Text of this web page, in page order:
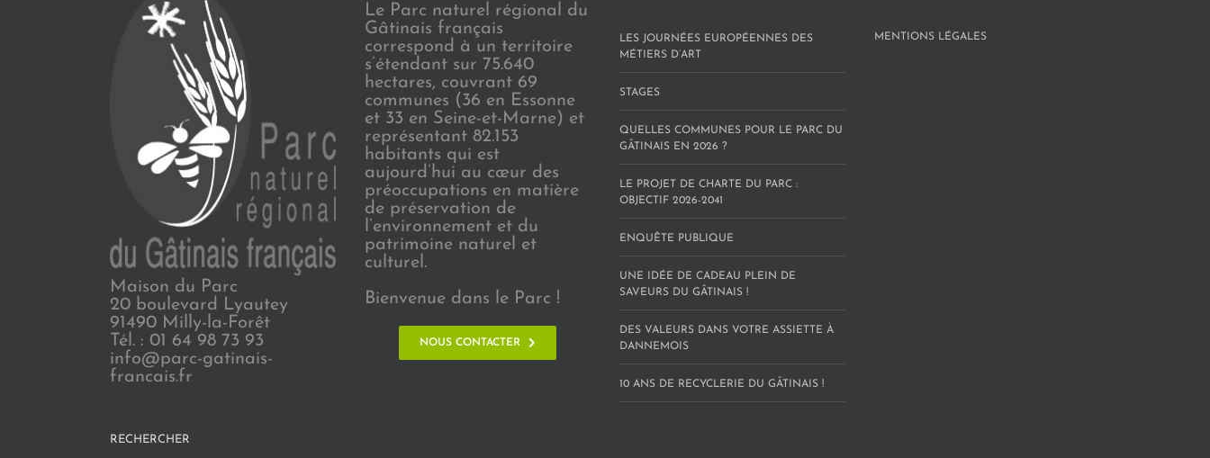
Maison du Parc
20 boulevard Lyautey
91490 Milly-la-Forêt
Tél. : 01 64 98 73 93
info@parc-gatinais-
francais.fr
RECHERCHER
Le Parc naturel régional du
Gâtinais français
correspond à un territoire
s’étendant sur 75.640
hectares, couvrant 69
communes (36 en Essonne
et 33 en Seine-et-Marne) et
représentant 82.153
habitants qui est
aujourd’hui au cœur des
préoccupations en matière
de préservation de
l’environnement et du
patrimoine naturel et
culturel.
Bienvenue dans le Parc !
NOUS CONTACTER
LES JOURNÉES EUROPÉENNES DES
MÉTIERS D’ART
STAGES
QUELLES COMMUNES POUR LE PARC DU
GÂTINAIS EN 2026 ?
LE PROJET DE CHARTE DU PARC :
OBJECTIF 2026-2041
ENQUÊTE PUBLIQUE
UNE IDÉE DE CADEAU PLEIN DE
SAVEURS DU GÂTINAIS !
DES VALEURS DANS VOTRE ASSIETTE À
DANNEMOIS
10 ANS DE RECYCLERIE DU GÂTINAIS !
MENTIONS LÉGALES